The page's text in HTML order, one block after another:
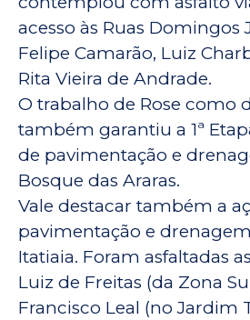
acesso às Ruas Domingos
Felipe Camarão, Luiz
Rita Vieira de Andrade.
O trabalho de Rose como
também garantiu a 1ª
de pavimentação e
Bosque das Araras.
Vale destacar também a
pavimentação e
Itatiaia. Foram asfaltadas
Luiz de Freitas (da Zona
Francisco Leal (no Jardim